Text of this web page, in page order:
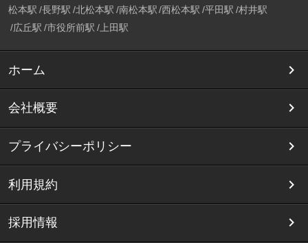
松本駅 長野駅 北松本駅 南松本駅 西松本駅 平田駅 村井駅
広丘駅 市役所前駅 上田駅
ホーム
会社概要
プライバシーポリシー
利用規約
採用情報